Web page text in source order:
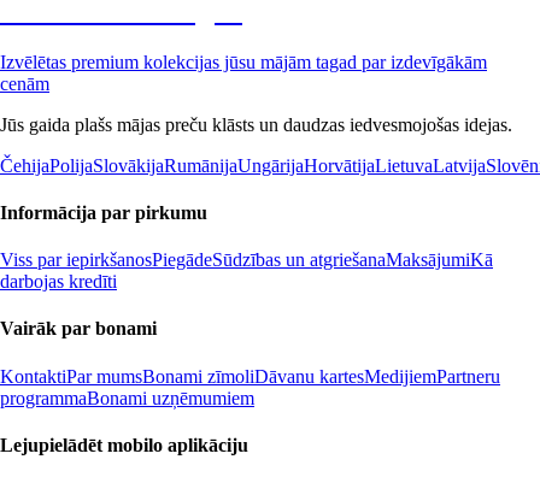
Izvēlētas premium kolekcijas jūsu mājām tagad par izdevīgākām
cenām
Jūs gaida plašs mājas preču klāsts un daudzas iedvesmojošas idejas.
ČehijaPolijaSlovākijaRumānijaUngārijaHorvātijaLietuvaLatvija
Informācija par pirkumu
Viss par iepirkšanosPiegādeSūdzības un atgriešanaMaksājumiKā
darbojas kredīti
Vairāk par bonami
KontaktiPar mumsBonami zīmoliDāvanu kartesMedijiemPartneru
programmaBonami uzņēmumiem
Lejupielādēt mobilo aplikāciju